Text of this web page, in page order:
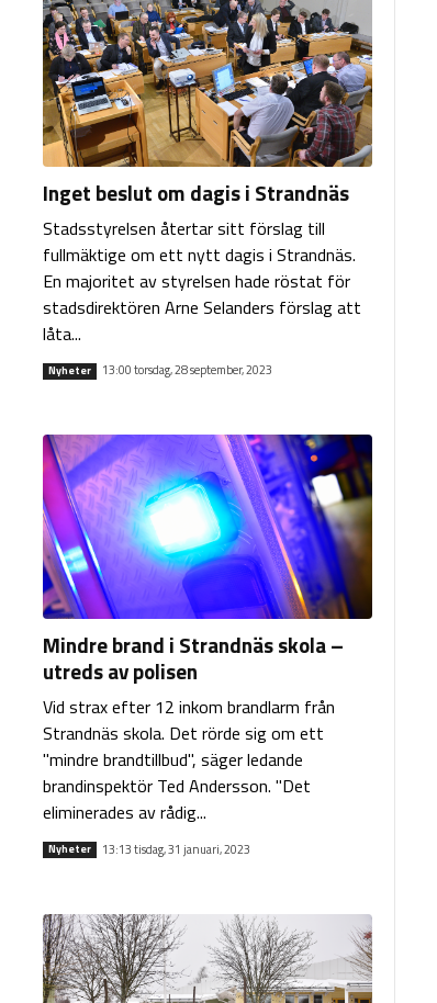
Inget beslut om dagis i Strandnäs
Stadsstyrelsen återtar sitt förslag till
fullmäktige om ett nytt dagis i Strandnäs.
En majoritet av styrelsen hade röstat för
stadsdirektören Arne Selanders förslag att
låta...
Nyheter 13:00 torsdag, 28 september, 2023
Mindre brand i Strandnäs skola –
utreds av polisen
Vid strax efter 12 inkom brandlarm från
Strandnäs skola. Det rörde sig om ett
"mindre brandtillbud", säger ledande
brandinspektör Ted Andersson. "Det
eliminerades av rådig...
Nyheter 13:13 tisdag, 31 januari, 2023